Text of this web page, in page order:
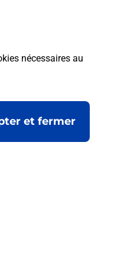
nécessaires au
et fermer